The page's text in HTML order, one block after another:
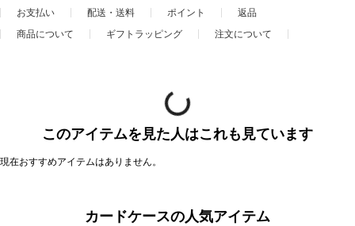
お支払い 配送・送料 ポイント
返品
商品について
ギフトラッピング 注文について
このアイテムを見た人はこれも見ています
現在おすすめアイテムはありません。
カードケースの人気アイテム